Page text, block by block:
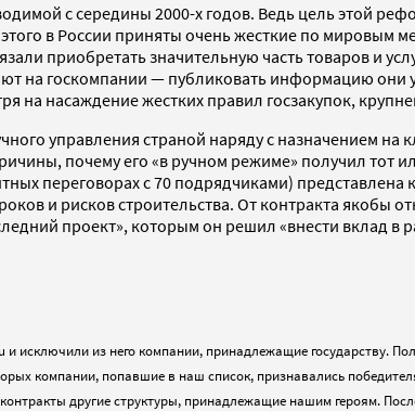
с середины 2000-х годов. Ведь цель этой
в России приняты очень жесткие по мировым
приобретать значительную часть товаров и
на госкомпании — публиковать информацию
на насаждение жестких правил госзакупок,
управления страной наряду с назначением
почему его «в ручном режиме» получил
переговорах с 70 подрядчиками)
и рисков строительства. От контракта якобы
проект», которым он решил «внести вклад в
и исключили из него компании, принадлежащие
компании, попавшие в наш список, признавались
другие структуры, принадлежащие нашим героям.